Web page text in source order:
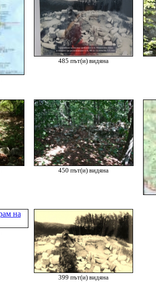
485 път(и) видяна
450 път(и) видяна
399 път(и) видяна